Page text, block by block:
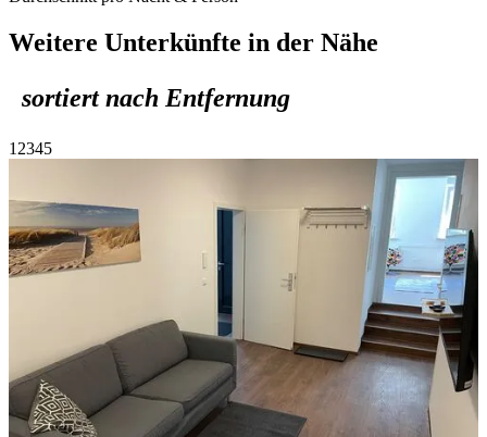
Weitere Unterkünfte in der Nähe
sortiert nach Entfernung
1 2345